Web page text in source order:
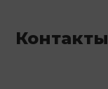
Контакты